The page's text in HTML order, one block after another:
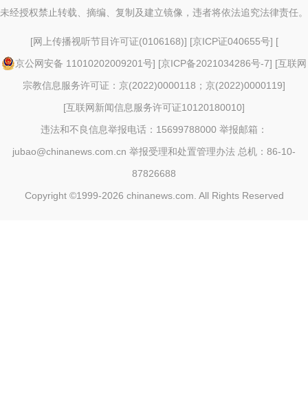
未经授权禁止转载、摘编、复制及建立镜像，违者将依法追究法律责任。
[网上传播视听节目许可证(0106168)] [京ICP证040655号] [
京公网安备 11010202009201号] [京ICP备2021034286号-7] [互联网
宗教信息服务许可证：京(2022)0000118；京(2022)0000119]
[互联网新闻信息服务许可证10120180010]
违法和不良信息举报电话：15699788000 举报邮箱：
jubao@chinanews.com.cn 举报受理和处置管理办法 总机：86-10-
87826688
Copyright ©1999-2026 chinanews.com. All Rights Reserved